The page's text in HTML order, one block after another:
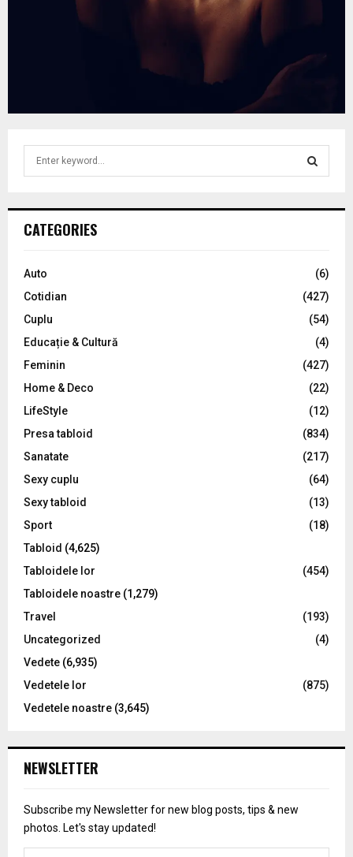
h
o
:
C
CATEGORIES
Auto
(6)
Cotidian
(427)
Cuplu
(54)
Educație & Cultură
(4)
Feminin
(427)
Home & Deco
(22)
LifeStyle
(12)
Presa tabloid
(834)
Sanatate
(217)
Sexy cuplu
(64)
Sexy tabloid
(13)
Sport
(18)
Tabloid (4,625)
Tabloidele lor
(454)
Tabloidele noastre (1,279)
Travel
(193)
Uncategorized
(4)
Vedete (6,935)
Vedetele lor
(875)
Vedetele noastre (3,645)
NEWSLETTER
Subscribe my Newsletter for new blog posts, tips & new
photos. Let's stay updated!